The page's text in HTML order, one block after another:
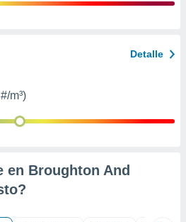
Detalle
m³)
en Broughton And
?